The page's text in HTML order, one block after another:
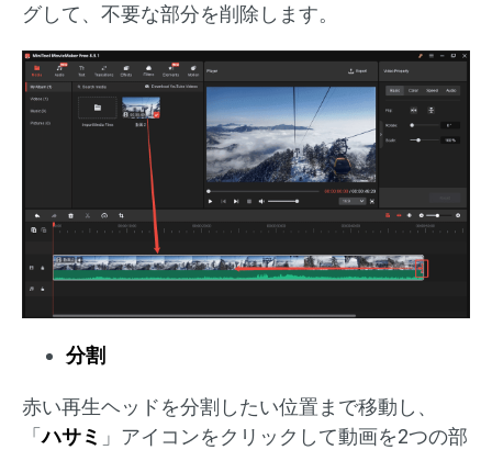
グして、不要な部分を削除します。
分割
赤い再生ヘッドを分割したい位置まで移動し、
「ハサミ 」アイコンをクリックして動画を2つの部